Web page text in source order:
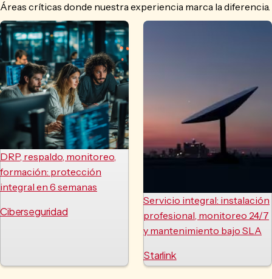
Áreas críticas donde nuestra experiencia marca la diferencia.
DRP, respaldo, monitoreo,
formación: protección
integral en 6 semanas
Ciberseguridad
Servicio integral: instalación
profesional, monitoreo 24/7
y mantenimiento bajo SLA
Starlink